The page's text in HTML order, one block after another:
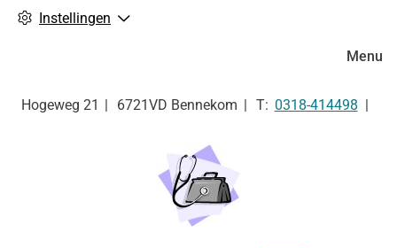
Instellingen
Hogeweg 21 6721VD Bennekom Tel:
0318-414498
Menu